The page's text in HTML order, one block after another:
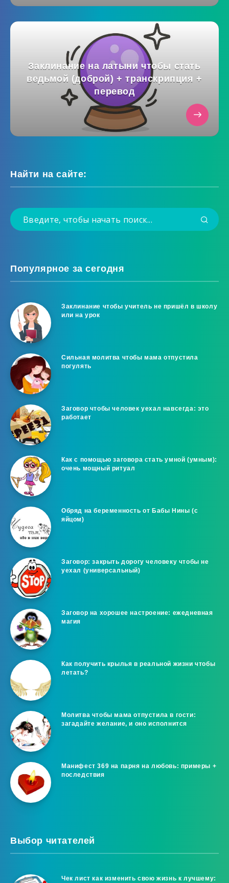
Заклинание на латыни чтобы стать
ведьмой (доброй) + транскрипция +
перевод
Найти на сайте:
Популярное за сегодня
Заклинание чтобы учитель не пришёл в школу
или на урок
Сильная молитва чтобы мама отпустила
погулять
Заговор чтобы человек уехал навсегда: это
работает
Как с помощью заговора стать умной (умным):
очень мощный ритуал
Обряд на беременность от Бабы Нины (с
яйцом)
Заговор: закрыть дорогу человеку чтобы не
уехал (универсальный)
Заговор на хорошее настроение: ежедневная
магия
Как получить крылья в реальной жизни чтобы
летать?
Молитва чтобы мама отпустила в гости:
загадайте желание, и оно исполнится
Манифест 369 на парня на любовь: примеры +
последствия
Выбор читателей
Чек лист как изменить свою жизнь к лучшему: